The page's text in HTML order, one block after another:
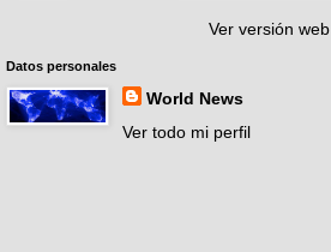
Ver versión web
Datos personales
World News
Ver todo mi perfil